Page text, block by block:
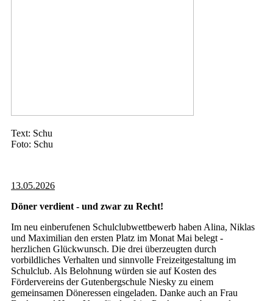
Text: Schu
Foto: Schu
13.05.2026
Döner verdient - und zwar zu Recht!
Im neu einberufenen Schulclubwettbewerb haben Alina, Niklas
und Maximilian den ersten Platz im Monat Mai belegt -
herzlichen Glückwunsch. Die drei überzeugten durch
vorbildliches Verhalten und sinnvolle Freizeitgestaltung im
Schulclub. Als Belohnung würden sie auf Kosten des
Fördervereins der Gutenbergschule Niesky zu einem
gemeinsamen Döneressen eingeladen. Danke auch an Frau